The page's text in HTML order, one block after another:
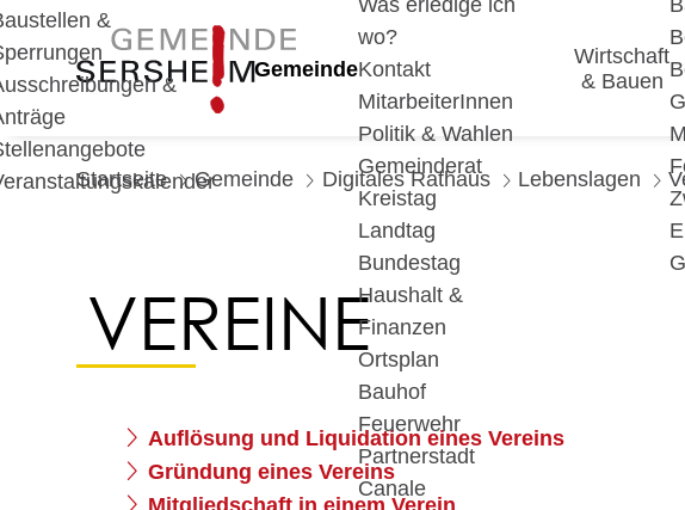
&
&
Gemeinde
wo?
Kontakt
MitarbeiterInnen
Politik & Wahlen
Gemeinderat
Kreistag
Landtag
Bundestag
Haushalt &
Finanzen
Ortsplan
Bauhof
Feuerwehr
Partnerstadt
Canale
Wirtschaft
& Bauen
Startseite Gemeinde Digitales Rathaus Lebenslagen
VEREINE
Auflösung und Liquidation eines Vereins
Gründung eines Vereins